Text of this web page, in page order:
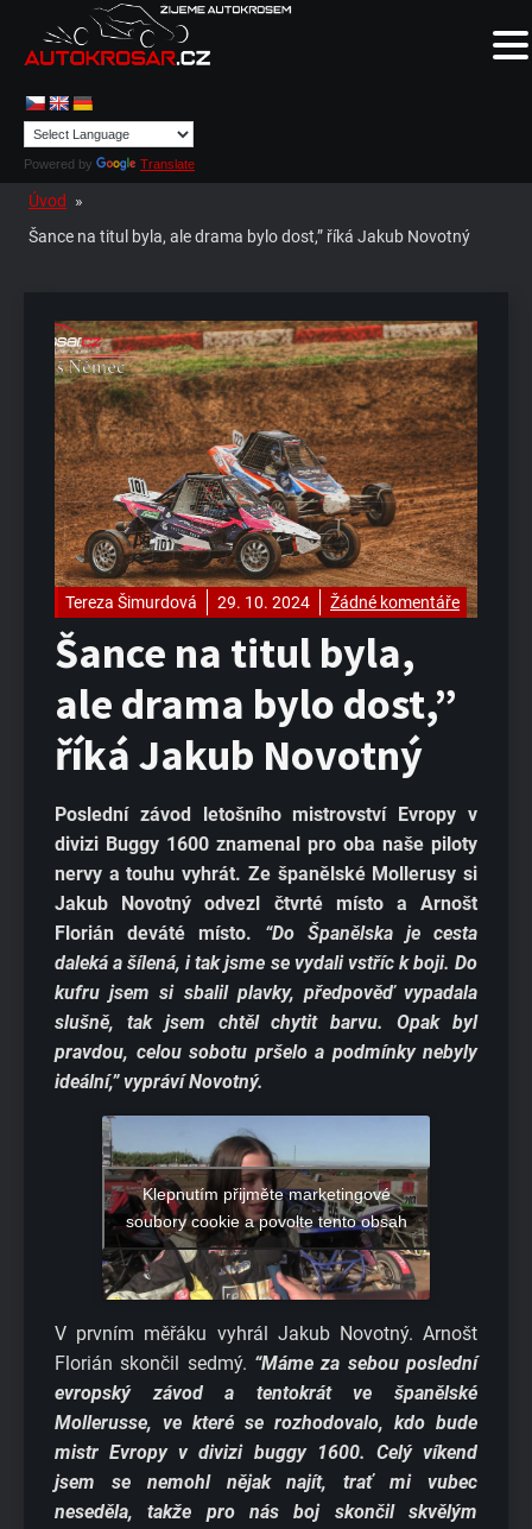
Powered by Translate
Úvod
»
Šance na titul byla, ale drama bylo dost,” říká Jakub Novotný
Tereza Šimurdová 29. 10. 2024 Žádné komentáře
Šance na titul byla,
ale drama bylo dost,”
říká Jakub Novotný
Poslední závod letošního mistrovství Evropy v
divizi Buggy 1600 znamenal pro oba naše piloty
nervy a touhu vyhrát. Ze španělské Mollerusy si
Jakub Novotný odvezl čtvrté místo a Arnošt
Florián deváté místo. “Do Španělska je cesta
daleká a šílená, i tak jsme se vydali vstříc k boji. Do
kufru jsem si sbalil plavky, předpověď vypadala
slušně, tak jsem chtěl chytit barvu. Opak byl
pravdou, celou sobotu pršelo a podmínky nebyly
ideální,” vypráví Novotný.
Klepnutím přijměte marketingové
soubory cookie a povolte tento obsah
V prvním měřáku vyhrál Jakub Novotný. Arnošt
Florián skončil sedmý. “Máme za sebou poslední
evropský závod a tentokrát ve španělské
Mollerusse, ve které se rozhodovalo, kdo bude
mistr Evropy v divizi buggy 1600. Celý víkend
jsem se nemohl nějak najít, trať mi vubec
neseděla, takže pro nás boj skončil skvělým